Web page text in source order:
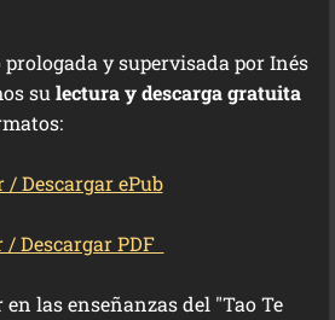
y supervisada por Inés
su lectura y descarga gratuita
/ Descargar ePub
/ Descargar PDF
las enseñanzas del "Tao Te